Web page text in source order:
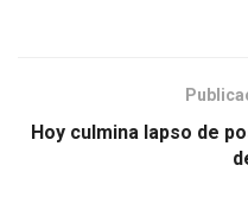
Hoy culmina lapso de